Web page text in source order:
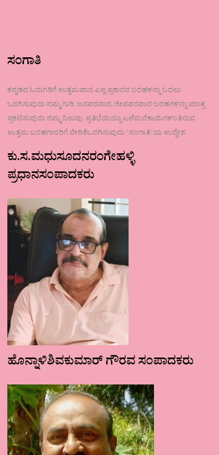
ಸಂಗಾತಿ
ಕನ್ನಡದ ಓದುಗರಿಗೆ ಉತ್ತಮವಾದ ಎಲ್ಲ ಪ್ರಕಾರದ ಬರಹಳನ್ನು ಓದಲು
ಒದಗಿಸುವುದು ನಮ್ಮ ಗುರಿ. ಜನಪರವಾದ, ಜೀವಪರವಾದ ಬರಹಗಳನ್ನು ಮಾತ್ರ
ಪ್ರಕಟಿಸುವುದು ನಮ್ಮ ನಿಲುವು. ಪ್ರತಿಭೆಯಿದ್ದೂ ಎಲೆಮರೆಕಾಯಿಗಳಂತಿರುವ
ಉತ್ತಮ ಬರಹಗಾರರಿಗೆ ವೇದಿಕೆಒದಗಿಸುವುದು ʼಸಂಗಾತಿʼಯ ಉದ್ದೇಶ.
ಕು.ಸ.ಮಧುಸೂದನರಂಗೇಹಳ್ಳಿ
ಪ್ರಧಾನಸಂಪಾದಕರು
ಹೊನ್ನಾಳಿಶಿವಕುಮಾರ್ ಗೌರವ ಸಂಪಾದಕರು